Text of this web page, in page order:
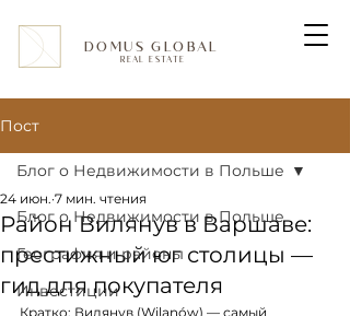
DOMUS GLOBAL
REAL ESTATE
Пост
Блог о Недвижимости в Польше
География и районы
Инвестиции
Блог о Недвижимости в Польше
Район Вилянув в Варшаве:
престижный юг столицы —
гид для покупателя
24 июн. 7 мин. чтения
Кратко: Вилянув (Wilanów) — самый